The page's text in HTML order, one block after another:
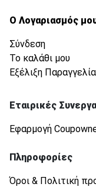
Ο Λογαριασμός
Σύνδεση
Το καλάθι μου
Εξέλιξη
Εταιρικές
Εφαρμογή
Πληροφορίες
Όροι & Πολιτική